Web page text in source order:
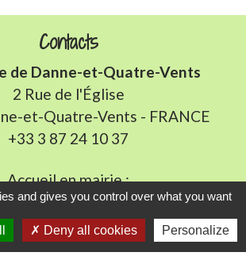
Contacts
de Danne-et-Quatre-Vents
2 Rue de l'Église
et-Quatre-Vents - FRANCE
+33 3 87 24 10 37
Accueil en mairie :
10h à 12h et de 16h à 19h
vendredi de 8h à 11h et de 14h à
(fermé le mercredi).
and gives you control over what you want
Deny all cookies Personalize